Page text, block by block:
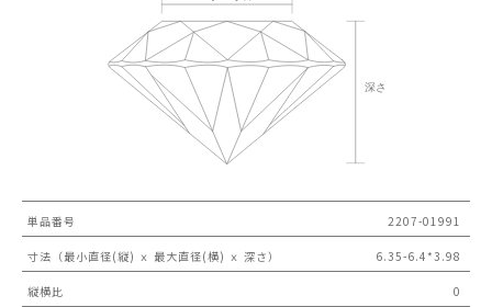
単品番号 2207-01991
寸法（最小直径(縦) ｘ 最大直径(横) ｘ 深さ） 6.35-6.4*3.98
縦横比 0